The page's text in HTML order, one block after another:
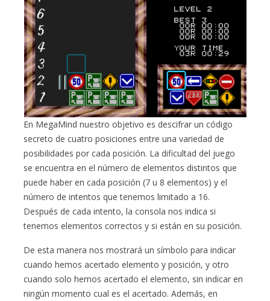
En MegaMind nuestro objetivo es descifrar un código
secreto de cuatro posiciones entre una variedad de
posibilidades por cada posición. La dificultad del juego
se encuentra en el número de elementos distintos que
puede haber en cada posición (7 u 8 elementos) y el
número de intentos que tenemos limitado a 16.
Después de cada intento, la consola nos indica si
tenemos elementos correctos y si están en su posición.
De esta manera nos mostrará un símbolo para indicar
cuando hemos acertado elemento y posición, y otro
cuando solo hemos acertado el elemento, sin indicar en
ningún momento cual es el acertado. Además, en